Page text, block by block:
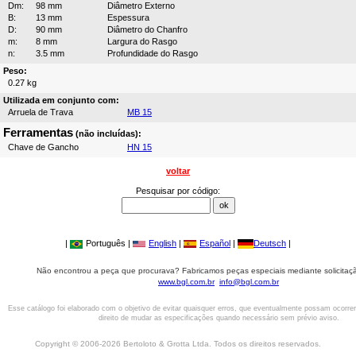
Dm: 98 mm
Diâmetro Externo
B:
13 mm
Espessura
D:
90 mm
Diâmetro do Chanfro
m:
8 mm
Largura do Rasgo
n:
3.5 mm
Profundidade do Rasgo
Peso:
0.27 kg
Utilizada em conjunto com:
Arruela de Trava
MB 15
Ferramentas (não incluídas):
Chave de Gancho
HN 15
voltar
Pesquisar por código:
| Português | English | Español | Deutsch |
Não encontrou a peça que procurava? Fabricamos peças especiais mediante
www.bgl.com.br info@bgl.com.br
Esse catálogo foi elaborado com o objetivo de evitar quaisquer erros, que eventualmente possam
direito de mudar as especificações quando necessário sem prévio aviso.
Copyright © 2006-2026 Bertoloto & Grotta Ltda. Todos os direitos reservados.